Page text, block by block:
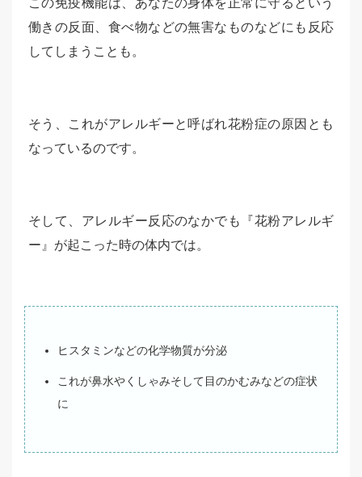
働きの反面、食べ物などの無害なものなどにも反応
してしまうことも。
そう、これがアレルギーと呼ばれ花粉症の原因とも
なっているのです。
そして、アレルギー反応のなかでも『花粉アレルギ
ー』が起こった時の体内では。
ヒスタミンなどの化学物質が分泌
これが鼻水やくしゃみそして目のかむみなどの症状
に